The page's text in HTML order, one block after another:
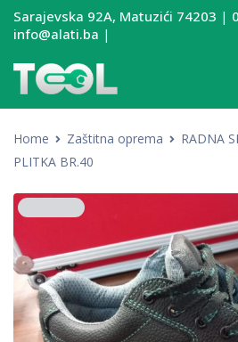
Sarajevska 92A, Matuzići 74203 |
info@alati.ba |
Home Zaštitna oprema
RADNA
PLITKA BR.40